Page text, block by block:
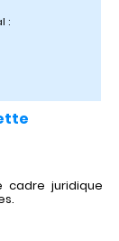
:
juridique